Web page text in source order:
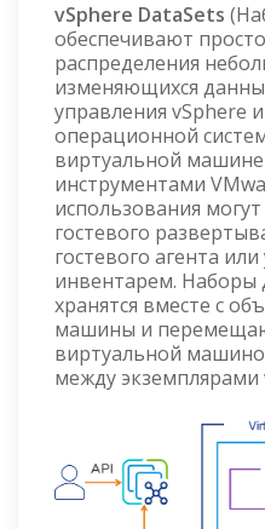
vSphere DataSets
обеспечивают
распределения
изменяющихся
управления vSphere
операционной
виртуальной
инструментами
использования
гостевого
гостевого агента
инвентарем. Наборы
хранятся вместе с
машины и
виртуальной
между экземплярами